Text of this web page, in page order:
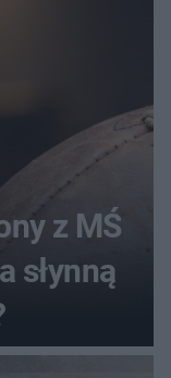
z MŚ
słynną